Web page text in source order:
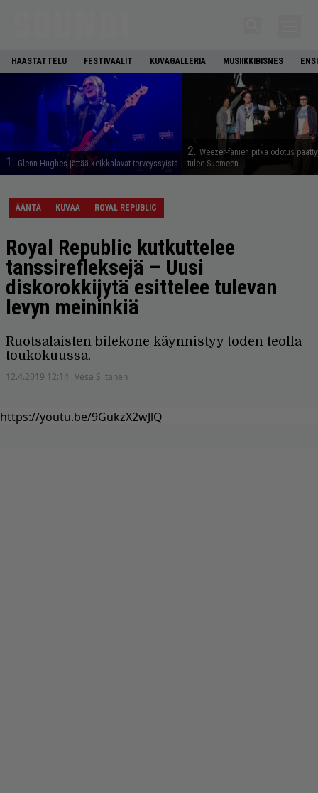
HAASTATTELU FESTIVAALIT KUVAGALLERIA MUSIIKKIBISNES
1. Glenn Hughes jättää keikkalavat terveyssyistä
2. Weezer-fanien pitkä odotus
tulee Suomeen
ÄÄNTÄ KUVAA ROYAL REPUBLIC
Royal Republic kutkuttelee
tanssirefleksejä – Uusi
diskorokkijytä esittelee tulevan
levyn meininkiä
Ruotsalaisten bilekone käynnistyy toden teolla
toukokuussa.
12.4.2019 12:14 Vesa Siltanen
https://youtu.be/9GukzX2wJlQ